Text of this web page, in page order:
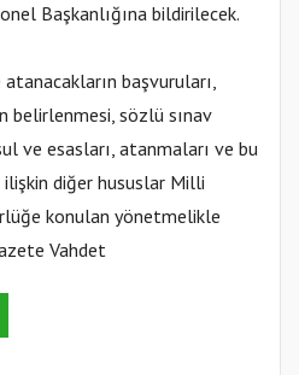
Başkanlığına bildirilecek.
başvuruları,
belirlenmesi, sözlü sınav
ve esasları, atanmaları ve bu
ilişkin diğer hususlar Milli
konulan yönetmelikle
Vahdet